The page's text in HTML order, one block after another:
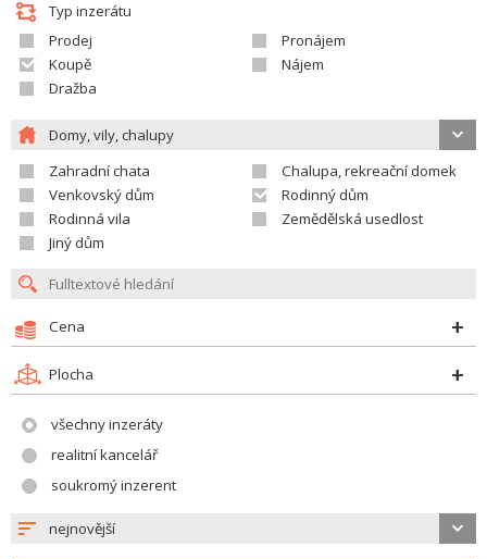
Typ inzerátu
Prodej
Pronájem
Koupě
Nájem
Dražba
Domy, vily, chalupy
Zahradní chata
Chalupa, rekreační domek
Venkovský dům
Rodinný dům
Rodinná vila
Zemědělská usedlost
Jiný dům
Cena
Plocha
všechny inzeráty
realitní kancelář
soukromý inzerent
nejnovější